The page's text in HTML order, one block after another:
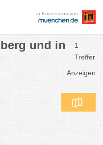
in Konzession von
und in
1
Treffer
Anzeigen